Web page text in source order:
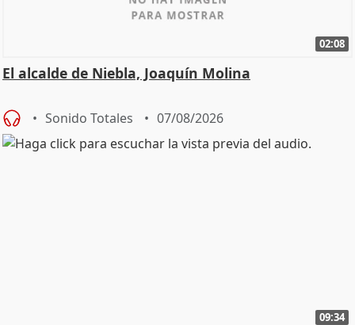
02:08
El alcalde de Niebla, Joaquín Molina
Sonido Totales 07/08/2026
09:34